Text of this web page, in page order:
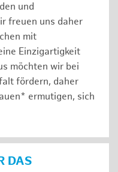
und
freuen uns daher
mit
Einzigartigkeit
möchten wir bei
fördern, daher
ermutigen, sich
DAS